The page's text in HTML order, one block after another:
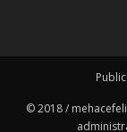
© 2018 /